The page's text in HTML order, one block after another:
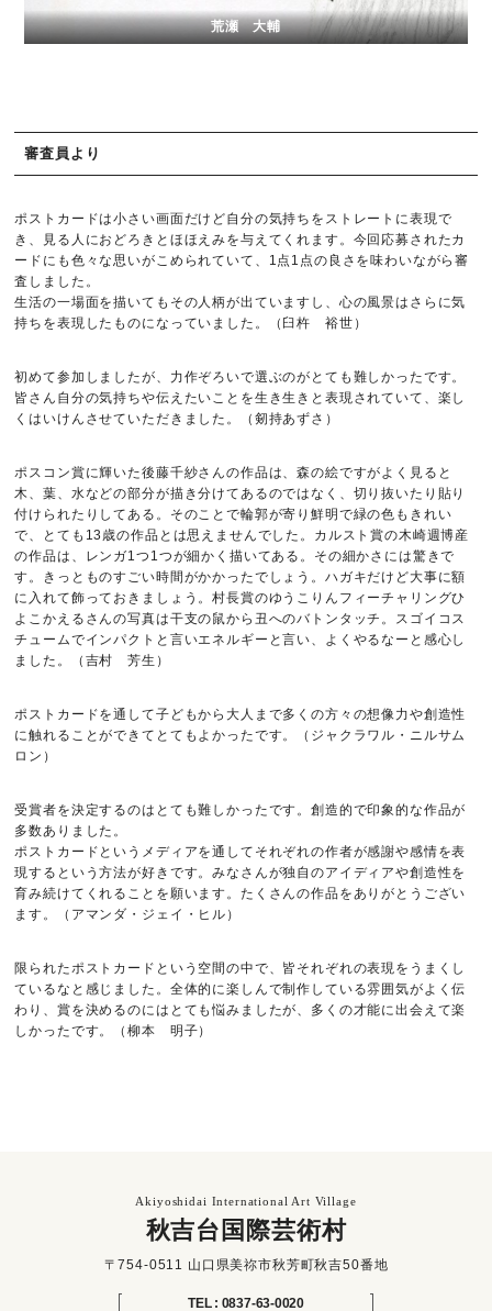
荒瀬 大輔
審査員より
ポストカードは小さい画面だけど自分の気持ちをストレートに表現で
き、見る人におどろきとほほえみを与えてくれます。今回応募されたカ
ードにも色々な思いがこめられていて、1点1点の良さを味わいながら審
査しました。
生活の一場面を描いてもその人柄が出ていますし、心の風景はさらに気
持ちを表現したものになっていました。（臼杵 裕世）
初めて参加しましたが、力作ぞろいで選ぶのがとても難しかったです。
皆さん自分の気持ちや伝えたいことを生き生きと表現されていて、楽し
くはいけんさせていただきました。（剱持あずさ）
ポスコン賞に輝いた後藤千紗さんの作品は、森の絵ですがよく見ると
木、葉、水などの部分が描き分けてあるのではなく、切り抜いたり貼り
付けられたりしてある。そのことで輪郭が寄り鮮明で緑の色もきれい
で、とても13歳の作品とは思えませんでした。カルスト賞の木崎週博産
の作品は、レンガ1つ1つが細かく描いてある。その細かさには驚きで
す。きっとものすごい時間がかかったでしょう。ハガキだけど大事に額
に入れて飾っておきましょう。村長賞のゆうこりんフィーチャリングひ
よこかえるさんの写真は干支の鼠から丑へのバトンタッチ。スゴイコス
チュームでインパクトと言いエネルギーと言い、よくやるなーと感心し
ました。（吉村 芳生）
ポストカードを通して子どもから大人まで多くの方々の想像力や創造性
に触れることができてとてもよかったです。（ジャクラワル・ニルサム
ロン）
受賞者を決定するのはとても難しかったです。創造的で印象的な作品が
多数ありました。
ポストカードというメディアを通してそれぞれの作者が感謝や感情を表
現するという方法が好きです。みなさんが独自のアイディアや創造性を
育み続けてくれることを願います。たくさんの作品をありがとうござい
ます。（アマンダ・ジェイ・ヒル）
限られたポストカードという空間の中で、皆それぞれの表現をうまくし
ているなと感じました。全体的に楽しんで制作している雰囲気がよく伝
わり、賞を決めるのにはとても悩みましたが、多くの才能に出会えて楽
しかったです。（柳本 明子）
Akiyoshidai International Art Village
秋吉台国際芸術村
〒754-0511 山口県美祢市秋芳町秋吉50番地
TEL : 0837-63-0020